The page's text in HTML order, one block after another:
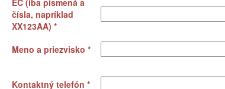
čísla, napríklad
XX123AA) *
Meno a priezvisko *
Kontaktný telefón *